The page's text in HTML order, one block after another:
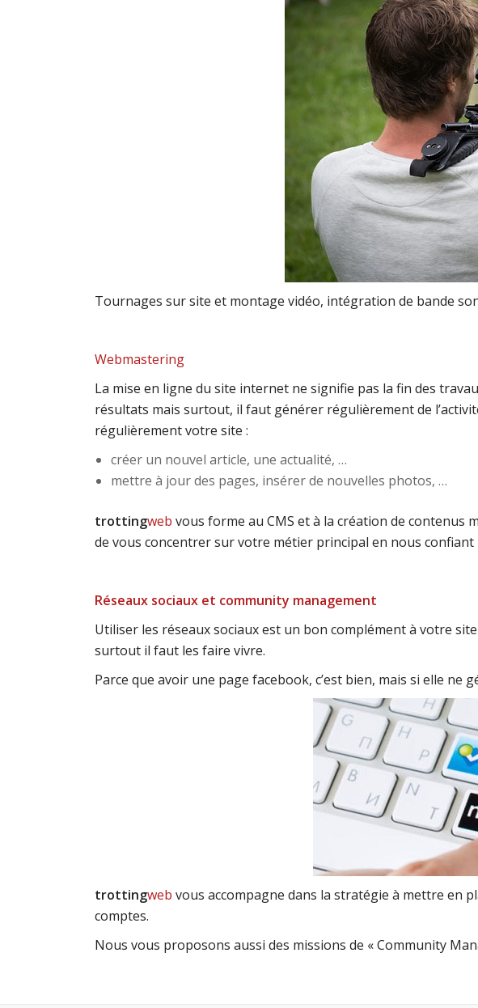
Tournages sur site et montage vidéo, intégration de bande
Webmastering
La mise en ligne du site internet ne signifie pas la fin des
résultats mais surtout, il faut générer régulièrement de
régulièrement votre site :
créer un nouvel article, une actualité, …
mettre à jour des pages, insérer de nouvelles photos, …
trottingweb vous forme au CMS et à la création de contenus
de vous concentrer sur votre métier principal en nous confiant
Réseaux sociaux et community management
Utiliser les réseaux sociaux est un bon complément à votre
surtout il faut les faire vivre.
Parce que avoir une page facebook, c’est bien, mais si elle ne
trottingweb vous accompagne dans la stratégie à mettre en
comptes.
Nous vous proposons aussi des missions de « Community